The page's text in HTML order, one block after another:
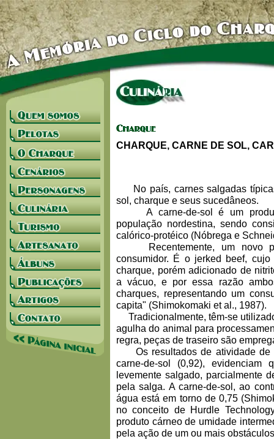
CHARQUE, CARNE DE SOL,
No país, carnes salgadas
sol, charque e seus sucedâneos.
A carne-de-sol é um produto
população nordestina, sendo
calórico-protéico (Nóbrega e
Recentemente, um novo
consumidor. É o jerked beef,
charque, porém adicionado de
a vácuo, e por essa razão
charques, representando um
capita" (Shimokomaki et al., 1987).
Tradicionalmente, têm-se
agulha do animal para
regra, peças de traseiro são
Os resultados de atividade de
carne-de-sol (0,92),
levemente salgado, parcialmente
pela salga. A carne-de-sol, ao
água está em torno de 0,75
no conceito de Hurdle
produto cárneo de umidade
pela ação de um ou mais